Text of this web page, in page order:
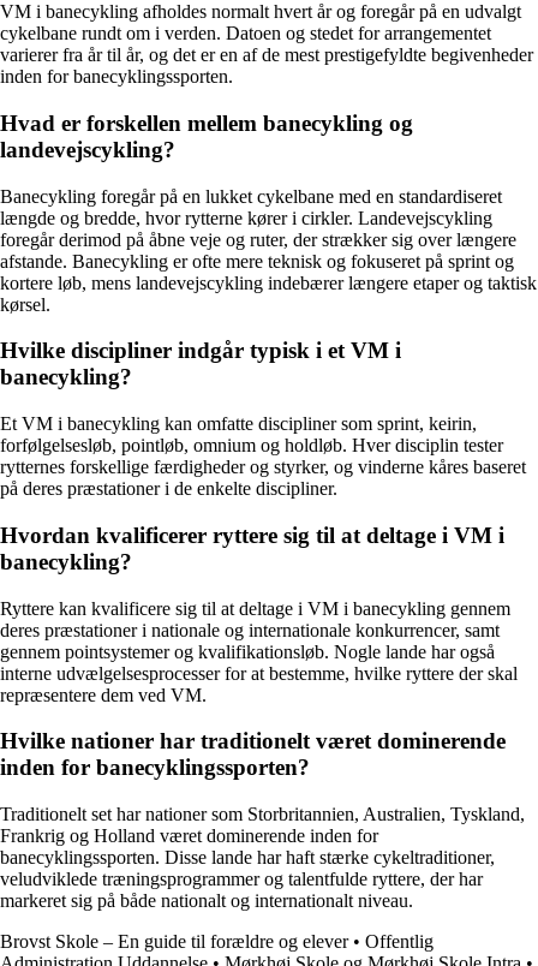
VM i banecykling afholdes normalt hvert år og foregår på en udvalgt
cykelbane rundt om i verden. Datoen og stedet for arrangementet
varierer fra år til år, og det er en af de mest prestigefyldte begivenheder
inden for banecyklingssporten.
Hvad er forskellen mellem banecykling og
landevejscykling?
Banecykling foregår på en lukket cykelbane med en standardiseret
længde og bredde, hvor rytterne kører i cirkler. Landevejscykling
foregår derimod på åbne veje og ruter, der strækker sig over længere
afstande. Banecykling er ofte mere teknisk og fokuseret på sprint og
kortere løb, mens landevejscykling indebærer længere etaper og taktisk
kørsel.
Hvilke discipliner indgår typisk i et VM i
banecykling?
Et VM i banecykling kan omfatte discipliner som sprint, keirin,
forfølgelsesløb, pointløb, omnium og holdløb. Hver disciplin tester
rytternes forskellige færdigheder og styrker, og vinderne kåres baseret
på deres præstationer i de enkelte discipliner.
Hvordan kvalificerer ryttere sig til at deltage i VM i
banecykling?
Ryttere kan kvalificere sig til at deltage i VM i banecykling gennem
deres præstationer i nationale og internationale konkurrencer, samt
gennem pointsystemer og kvalifikationsløb. Nogle lande har også
interne udvælgelsesprocesser for at bestemme, hvilke ryttere der skal
repræsentere dem ved VM.
Hvilke nationer har traditionelt været dominerende
inden for banecyklingssporten?
Traditionelt set har nationer som Storbritannien, Australien, Tyskland,
Frankrig og Holland været dominerende inden for
banecyklingssporten. Disse lande har haft stærke cykeltraditioner,
veludviklede træningsprogrammer og talentfulde ryttere, der har
markeret sig på både nationalt og internationalt niveau.
Brovst Skole – En guide til forældre og elever• Offentlig